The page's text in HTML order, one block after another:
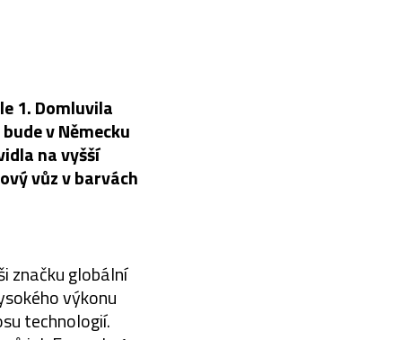
1. Domluvila
v Německu
na vyšší
vůz v barvách
značku globální
výkonu
technologií.